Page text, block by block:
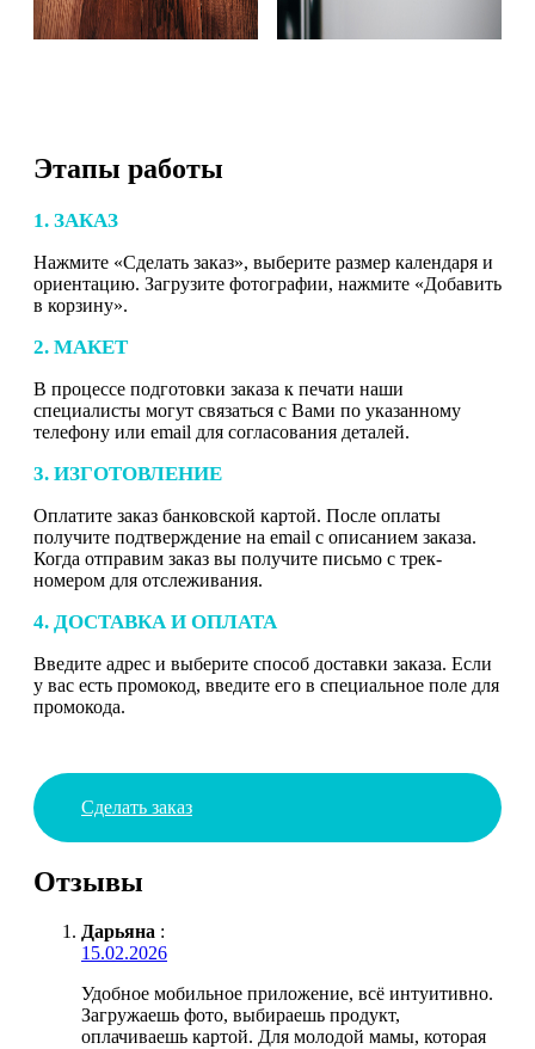
Этапы работы
1. ЗАКАЗ
Нажмите «Сделать заказ», выберите размер календаря и
ориентацию. Загрузите фотографии, нажмите «Добавить
в корзину».
2. МАКЕТ
В процессе подготовки заказа к печати наши
специалисты могут связаться с Вами по указанному
телефону или email для согласования деталей.
3. ИЗГОТОВЛЕНИЕ
Оплатите заказ банковской картой. После оплаты
получите подтверждение на email с описанием заказа.
Когда отправим заказ вы получите письмо с трек-
номером для отслеживания.
4. ДОСТАВКА И ОПЛАТА
Введите адрес и выберите способ доставки заказа. Если
у вас есть промокод, введите его в специальное поле для
промокода.
Сделать заказ
Отзывы
Дарьяна :
15.02.2026
Удобное мобильное приложение, всё интуитивно.
Загружаешь фото, выбираешь продукт,
оплачиваешь картой. Для молодой мамы, которая